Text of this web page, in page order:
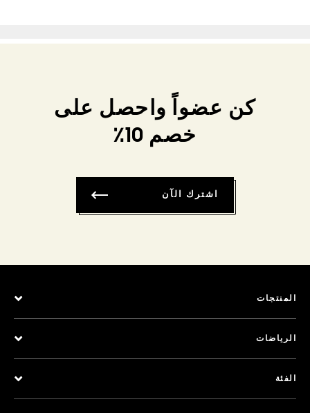
كن عضواً واحصل على
خصم 10٪
اشترك الآن
المنتجات
الرياضات
الفئة